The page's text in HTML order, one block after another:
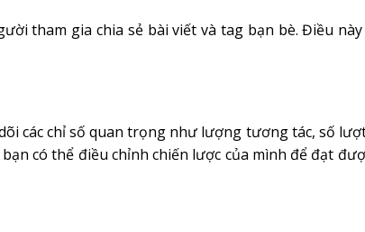
tham gia chia sẻ bài viết và tag bạn bè. Điều
các chỉ số quan trọng như lượng tương tác, số
có thể điều chỉnh chiến lược của mình để đạt